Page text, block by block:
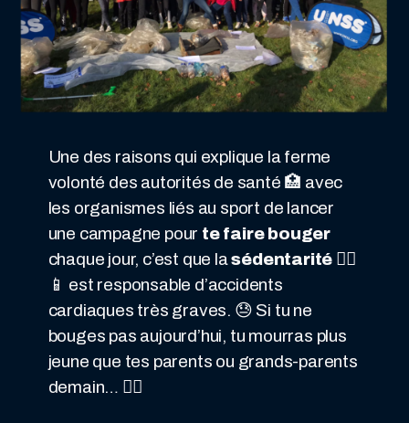
Une des raisons qui explique la ferme
volonté des autorités de santé 🏥 avec
les organismes liés au sport de lancer
une campagne pour te faire bouger
chaque jour, c’est que lasédentarité 🚶‍♂️
📱 est responsable d’accidents
cardiaques très graves. 😓 Si tu ne
bouges pas aujourd’hui, tu mourras plus
jeune que tes parents ou grands-parents
demain… 🚶‍♀️